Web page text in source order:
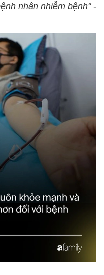
nhân nhiễm bệnh" -